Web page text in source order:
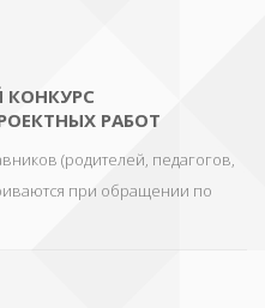
РАБОТ
(родителей, педагогов,
при обращении по